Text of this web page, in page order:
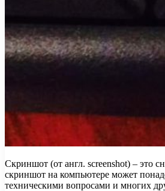
Скриншот (от англ. screenshot) – это
скриншот на компьютере может
техническими вопросами и многих